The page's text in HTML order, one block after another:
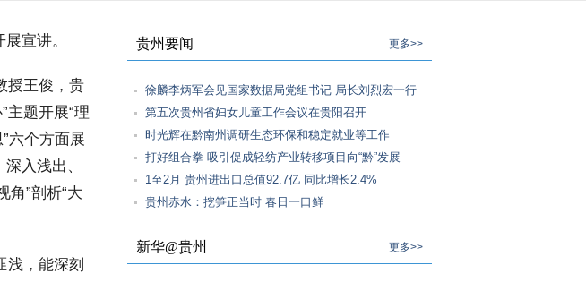
宣讲。
授王俊，贵
主题开展“理
六个方面展
入浅出、
角”剖析“大
，能深刻
贵州要闻 更多>>
徐麟李炳军会见国家数据局党组书记 局长刘烈宏一行
第五次贵州省妇女儿童工作会议在贵阳召开
时光辉在黔南州调研生态环保和稳定就业等工作
打好组合拳 吸引促成轻纺产业转移项目向“黔”发展
1至2月 贵州进出口总值92.7亿 同比增长2.4%
贵州赤水：挖笋正当时 春日一口鲜
新华@贵州 更多>>